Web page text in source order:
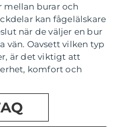
mellan burar och
kan fågelälskare
när de väljer en bur
vän. Oavsett vilken typ
är det viktigt att
komfort och